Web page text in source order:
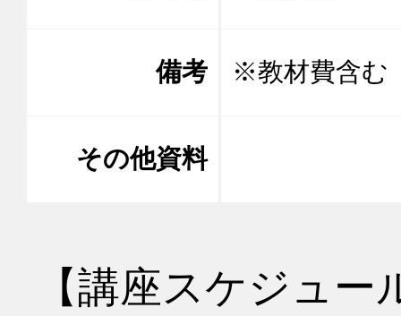
備考 ※教材費含む
その他資料
【講座スケジュー